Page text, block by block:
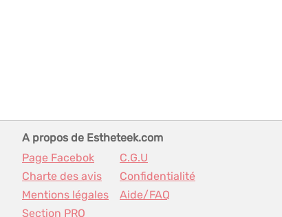
A propos de Estheteek.com
Page Facebok
C.G.U
Charte des avis
Confidentialité
Mentions légales
Aide/FAQ
Section PRO